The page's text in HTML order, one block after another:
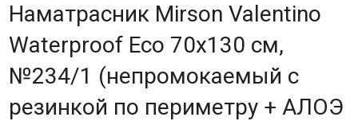
Наматрасник Mirson Valentino
Waterproof Eco 70x130 см,
№234/1 (непромокаемый с
резинкой по периметру + АЛОЭ